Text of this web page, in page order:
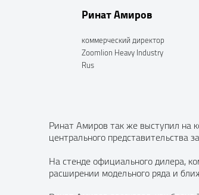
Ринат Амиров
коммерческий директор
Zoomlion Heavy Industry
Rus
Ринат Амиров так же выступил на
центрального представительства
На стенде официального дилера,
расширении модельного ряда и